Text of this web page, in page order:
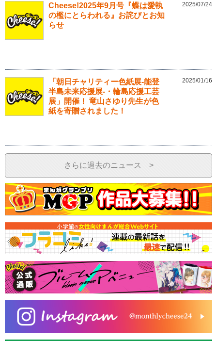
Cheese!2025年9月号『蝶は愛執
の檻にとらわれる』お詫びとお知
らせ
2025/07/24
「朝日チャリティー色紙展-能登
半島未来応援展-・輪島応援工芸
展」開催！ 竜山さゆり先生が色
紙を寄贈されました！
2025/01/16
さらに過去のニュース >